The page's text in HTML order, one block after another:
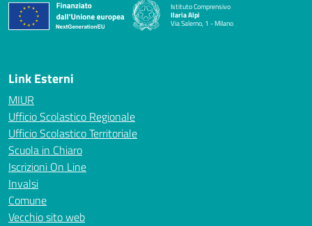
Istituto Comprensivo
Ilaria Alpi
Via Salerno, 1 - Milano
— Visita la pagina iniziale della scuola
Link Esterni
MIUR
Ufficio Scolastico Regionale
Ufficio Scolastico Territoriale
Scuola in Chiaro
Iscrizioni On Line
Invalsi
Comune
Vecchio sito web